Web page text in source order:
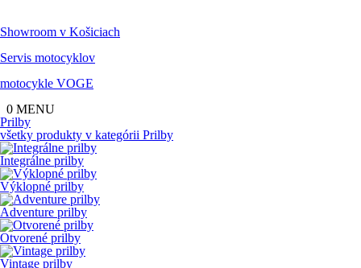
Showroom v Košiciach
Servis motocyklov
motocykle VOGE
0 MENU
Prilby
všetky produkty v kategórii Prilby
Integrálne prilby
Výklopné prilby
Adventure prilby
Otvorené prilby
Vintage prilby